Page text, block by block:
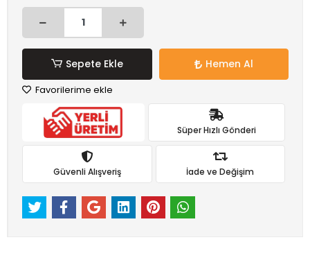
Sepete Ekle Hemen Al
Favorilerime ekle
Süper Hızlı Gönderi
Güvenli Alışveriş İade ve Değişim